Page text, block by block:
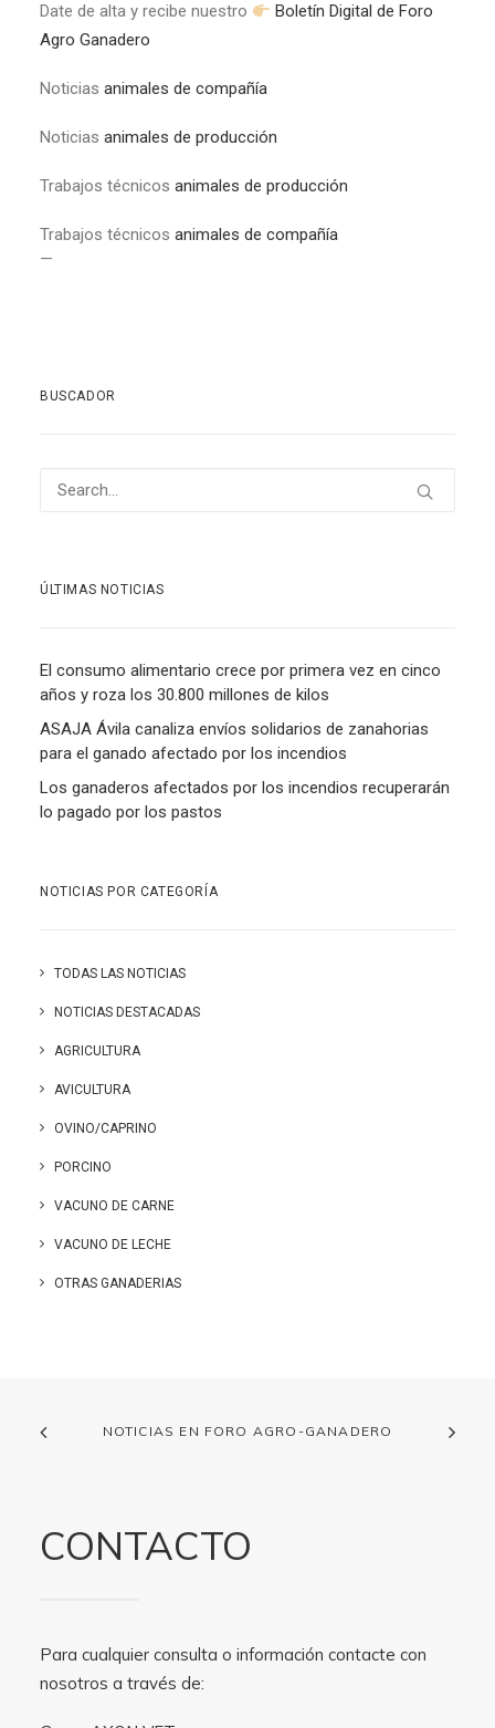
Date de alta y recibe nuestro
Boletín Digital de Foro
Agro Ganadero
Noticias animales de compañía
Noticias animales de producción
Trabajos técnicos animales de producción
Trabajos técnicos animales de compañía
—
BUSCADOR
ÚLTIMAS NOTICIAS
El consumo alimentario crece por primera vez en cinco
años y roza los 30.800 millones de kilos
ASAJA Ávila canaliza envíos solidarios de zanahorias
para el ganado afectado por los incendios
Los ganaderos afectados por los incendios recuperarán
lo pagado por los pastos
NOTICIAS POR CATEGORÍA
TODAS LAS NOTICIAS
NOTICIAS DESTACADAS
AGRICULTURA
AVICULTURA
OVINO/CAPRINO
PORCINO
VACUNO DE CARNE
VACUNO DE LECHE
OTRAS GANADERIAS
NOTICIAS EN FORO AGRO-GANADERO
CONTACTO
Para cualquier consulta o información contacte con
nosotros a través de: